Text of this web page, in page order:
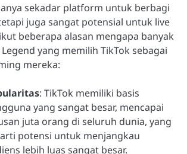
sekadar platform untuk berbagi
juga sangat potensial untuk live
beberapa alasan mengapa banyak
yang memilih TikTok sebagai
mereka:
: TikTok memiliki basis
yang sangat besar, mencapai
juta orang di seluruh dunia, yang
potensi untuk menjangkau
lebih luas sangat besar.